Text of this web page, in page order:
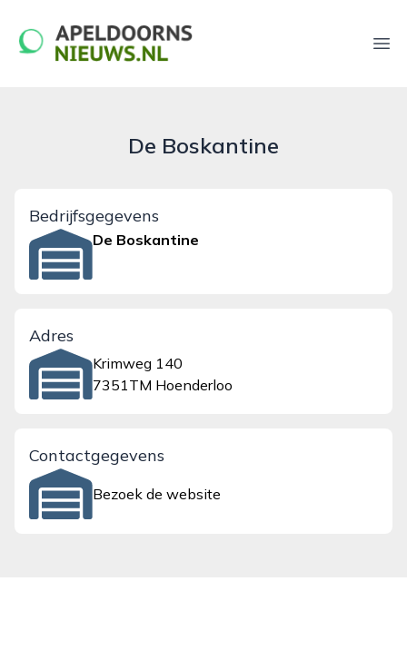
apeldoornsnieuws.nl
De Boskantine
Bedrijfsgegevens
De Boskantine
Adres
Krimweg 140
7351TM Hoenderloo
Contactgegevens
Bezoek de website